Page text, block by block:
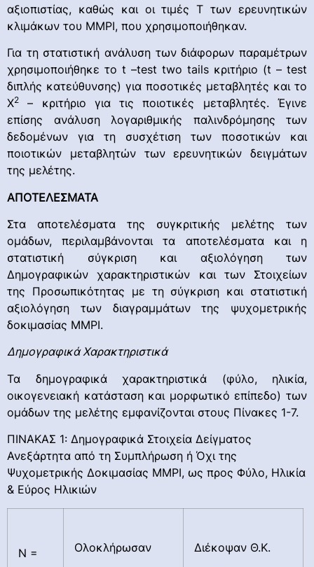
αξιοπιστίας, καθώς και οι τιμές Τ των ερευνητικών
κλιμάκων του ΜΜΡΙ, που χρησιμοποιήθηκαν.
Για τη στατιστική ανάλυση των διάφορων παραμέτρων
χρησιμοποιήθηκε το t –test two tails κριτήριο (t – test
διπλής κατεύθυνσης) για ποσοτικές μεταβλητές και το
Χ2
– κριτήριο για τις ποιοτικές μεταβλητές. Έγινε
επίσης ανάλυση λογαριθμικής παλινδρόμησης των
δεδομένων για τη συσχέτιση των ποσοτικών και
ποιοτικών μεταβλητών των ερευνητικών δειγμάτων
της μελέτης.
ΑΠΟΤΕΛΕΣΜΑΤΑ
Στα αποτελέσματα της συγκριτικής μελέτης των
ομάδων, περιλαμβάνονται τα αποτελέσματα και η
στατιστική σύγκριση και αξιολόγηση των
Δημογραφικών χαρακτηριστικών και των Στοιχείων
της Προσωπικότητας με τη σύγκριση και στατιστική
αξιολόγηση των διαγραμμάτων της ψυχομετρικής
δοκιμασίας ΜΜΡΙ.
Δημογραφικά Χαρακτηριστικά
Τα δημογραφικά χαρακτηριστικά (φύλο, ηλικία,
οικογενειακή κατάσταση και μορφωτικό επίπεδο) των
ομάδων της μελέτης εμφανίζονται στους Πίνακες 1-7.
ΠΙΝΑΚΑΣ 1: Δημογραφικά Στοιχεία Δείγματος
Ανεξάρτητα από τη Συμπλήρωση ή Όχι της
Ψυχομετρικής Δοκιμασίας ΜΜΡΙ, ως προς Φύλο, Ηλικία
& Εύρος Ηλικιών
Ν = Ολοκλήρωσαν Διέκοψαν Θ.Κ.